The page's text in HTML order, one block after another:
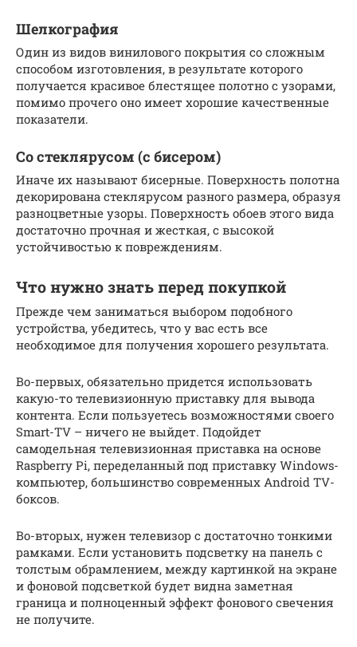
Шелкография
Один из видов винилового покрытия со сложным
способом изготовления, в результате которого
получается красивое блестящее полотно с узорами,
помимо прочего оно имеет хорошие качественные
показатели.
Со стеклярусом (с бисером)
Иначе их называют бисерные. Поверхность полотна
декорирована стеклярусом разного размера, образуя
разноцветные узоры. Поверхность обоев этого вида
достаточно прочная и жесткая, с высокой
устойчивостью к повреждениям.
Что нужно знать перед покупкой
Прежде чем заниматься выбором подобного
устройства, убедитесь, что у вас есть все
необходимое для получения хорошего результата.
Во-первых, обязательно придется использовать
какую-то телевизионную приставку для вывода
контента. Если пользуетесь возможностями своего
Smart-TV – ничего не выйдет. Подойдет
самодельная телевизионная приставка на основе
Raspberry Pi, переделанный под приставку Windows-
компьютер, большинство современных Android TV-
боксов.
Во-вторых, нужен телевизор с достаточно тонкими
рамками. Если установить подсветку на панель с
толстым обрамлением, между картинкой на экране
и фоновой подсветкой будет видна заметная
граница и полноценный эффект фонового свечения
не получите.